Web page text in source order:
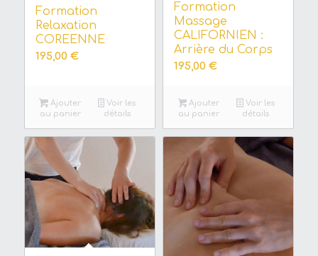
Formation
Relaxation
COREENNE
195,00 €
Ajouter
au panier
Voir les
détails
Formation
Massage
CALIFORNIEN :
Arrière du Corps
195,00 €
Ajouter
au panier
Voir les
détails